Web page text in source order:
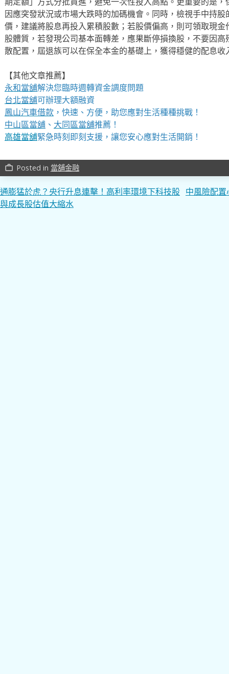
因應突發狀況或市場大跌時的加碼機會。同時，檢視手中持
價，建議將股息再投入累積股數；若股價偏高，則可領取現
股體質，若發現公司基本面轉差，應果斷停損換股，不要因
散配置，屆退族可以在保全本金的基礎上，獲得穩健的配息收
【其他文章推薦】
永和當舖解決您臨時週轉資金調度問題
台北當舖可辦理大額融資
鳳山汽車借款，快速、方便，助您應對生活種種挑戰！
中山區當舖、 大同區當舖推薦！
高雄當舖緊急時刻即刻支援，讓您安心應對生活開銷！
work_outline Posted in 當舖金融
文
章
通膨猛於虎？央行升息連擊！高利率環境下科技股
與成長股估值大縮水
中風險配